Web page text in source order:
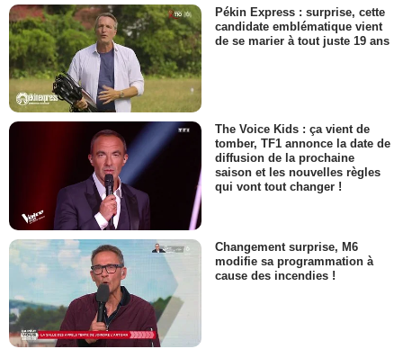
Pékin Express : surprise, cette
candidate emblématique vient
de se marier à tout juste 19 ans
The Voice Kids : ça vient de
tomber, TF1 annonce la date de
diffusion de la prochaine
saison et les nouvelles règles
qui vont tout changer !
Changement surprise, M6
modifie sa programmation à
cause des incendies !